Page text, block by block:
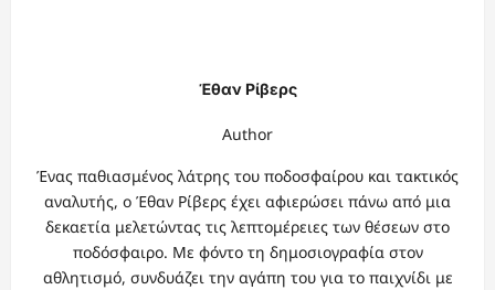
Έθαν Ρίβερς
Author
Ένας παθιασμένος λάτρης του ποδοσφαίρου και τακτικός
αναλυτής, ο Έθαν Ρίβερς έχει αφιερώσει πάνω από μια
δεκαετία μελετώντας τις λεπτομέρειες των θέσεων στο
ποδόσφαιρο. Με φόντο τη δημοσιογραφία στον
αθλητισμό, συνδυάζει την αγάπη του για το παιχνίδι με